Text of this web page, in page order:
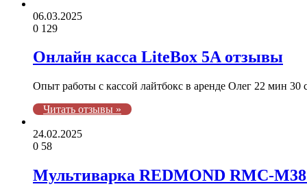
06.03.2025
0 129
Онлайн касса LiteBox 5A отзывы
Опыт работы с кассой лайтбокс в аренде Олег 22 мин
Читать отзывы »
24.02.2025
0 58
Мультиварка REDMOND RMC-